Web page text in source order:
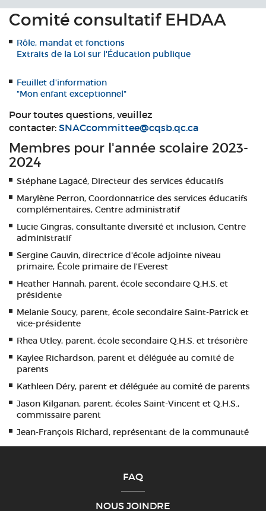
Comité consultatif EHDAA
Rôle, mandat et fonctions
Extraits de la Loi sur l'Éducation publique
Feuillet d'information
"Mon enfant exceptionnel"
Pour toutes questions, veuillez
contacter: SNACcommittee@cqsb.qc.ca
Membres pour l'année scolaire 2023-
2024
Stéphane Lagacé, Directeur des services éducatifs
Marylène Perron, Coordonnatrice des services éducatifs
complémentaires, Centre administratif
Lucie Gingras, consultante diversité et inclusion, Centre
administratif
Sergine Gauvin, directrice d'école adjointe niveau
primaire, École primaire de l'Everest
Heather Hannah, parent, école secondaire Q.H.S. et
présidente
Melanie Soucy, parent, école secondaire Saint-Patrick et
vice-présidente
Rhea Utley, parent, école secondaire Q.H.S. et trésorière
Kaylee Richardson, parent et déléguée au comité de
parents
Kathleen Déry, parent et déléguée au comité de parents
Jason Kilganan, parent, écoles Saint-Vincent et Q.H.S.,
commissaire parent
Jean-François Richard, représentant de la communauté
FAQ
NOUS JOINDRE